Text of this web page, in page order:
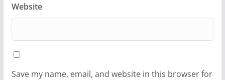
Website
Save my name, email, and website in this browser for